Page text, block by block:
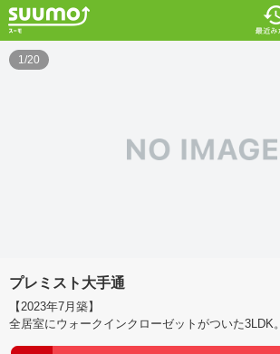
1/20
プレミスト大手通
【2023年7月築】
全居室にウォークインクローゼットがついた3LDK。